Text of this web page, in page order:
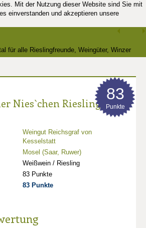
Mit der Nutzung dieser Website sind Sie mit
einverstanden und akzeptieren unsere
für alle Rieslingfreunde, Weingüter, Winzer
Nies`chen Riesling
Weingut Reichsgraf von
Kesselstatt
Mosel (Saar, Ruwer)
Weißwein / Riesling
83 Punkte
83 Punkte
83
Punkte